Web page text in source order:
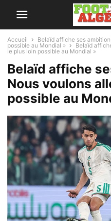
Accueil
Belaïd affiche ses
possible au Mondial »
Belaïd
le plus loin possible au Mondial »
Belaïd affiche
Nous voulons
possible au